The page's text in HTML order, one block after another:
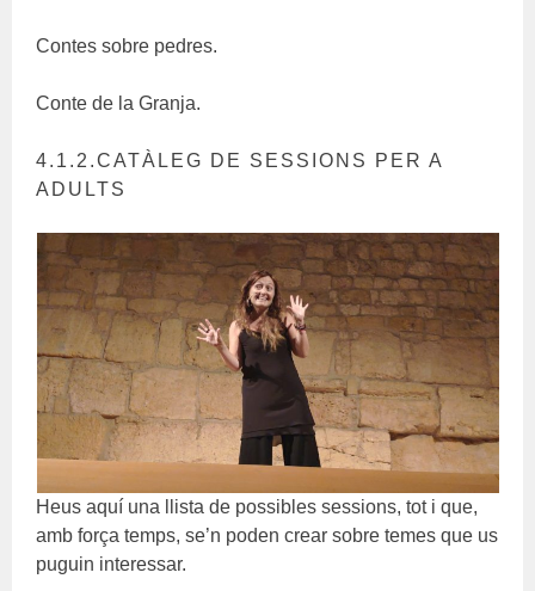
Contes sobre pedres.
Conte de la Granja.
4.1.2.CATÀLEG DE SESSIONS PER A
ADULTS
Heus aquí una llista de possibles sessions, tot i que,
amb força temps, se’n poden crear sobre temes que us
puguin interessar.